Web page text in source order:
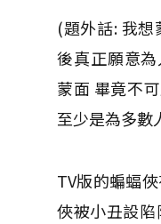
(題外話: 我
後真正願意
蒙面 畢竟不
至少是為多數
TV版的蝙蝠
俠被小丑設